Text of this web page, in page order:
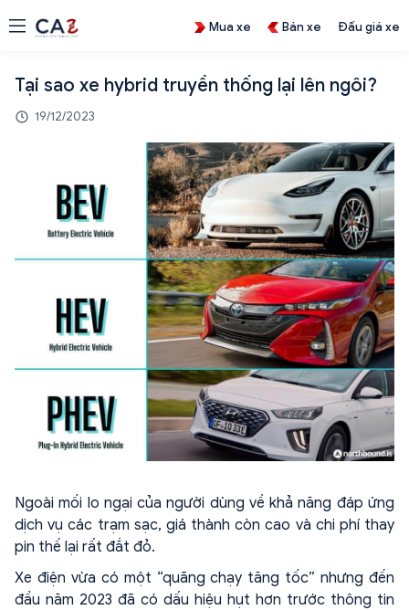
Mua xe Bán xe Đấu giá xe
Tại sao xe hybrid truyền thống lại lên ngôi?
19/12/2023
Ngoài mối lo ngại của người dùng về khả năng đáp ứng
dịch vụ các trạm sạc, giá thành còn cao và chi phí thay
pin thế lại rất đắt đỏ.
Xe điện vừa có một “quãng chạy tăng tốc” nhưng đến
đầu năm 2023 đã có dấu hiệu hụt hơn trước thông tin